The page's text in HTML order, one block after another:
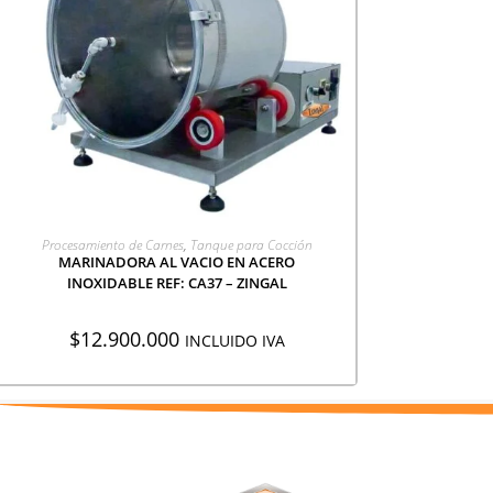
AGREGAR A COTIZACIÓN
Procesamiento de Carnes, Tanque para Cocción
MARINADORA AL VACIO EN ACERO
INOXIDABLE REF: CA37 – ZINGAL
$12.900.000 INCLUIDO IVA